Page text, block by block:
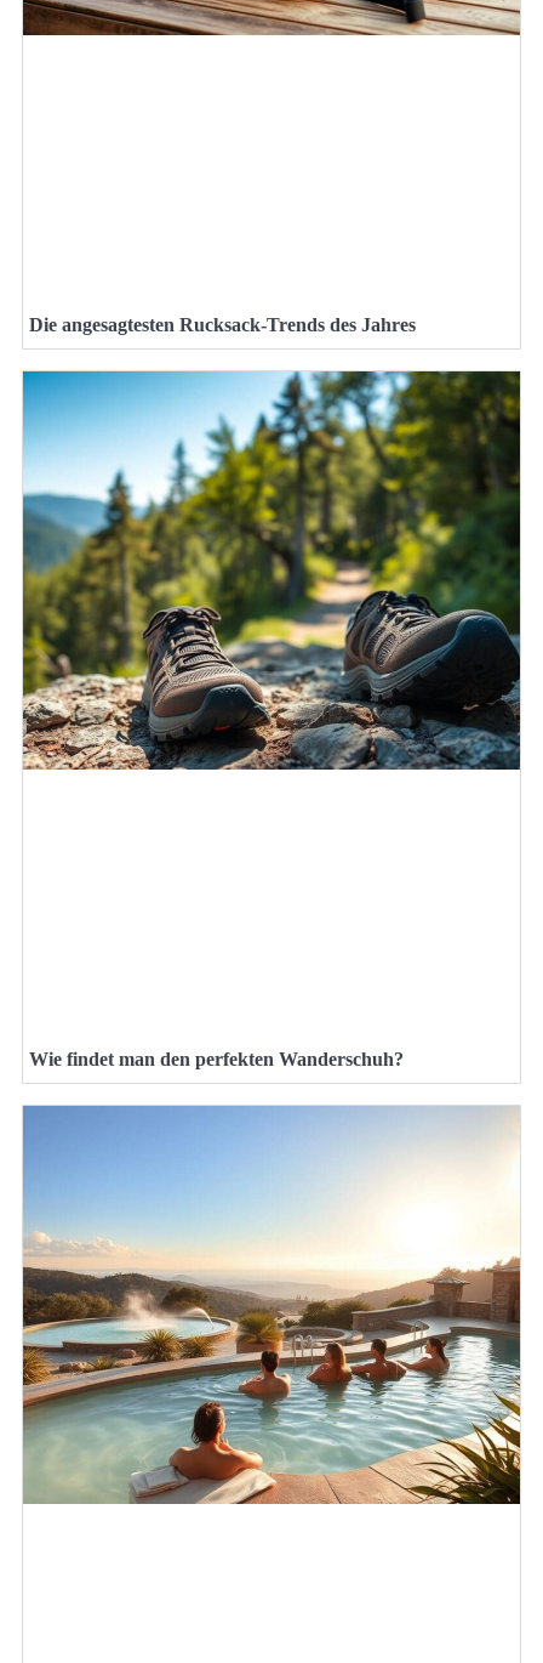
Die angesagtesten Rucksack-Trends des Jahres
Wie findet man den perfekten Wanderschuh?